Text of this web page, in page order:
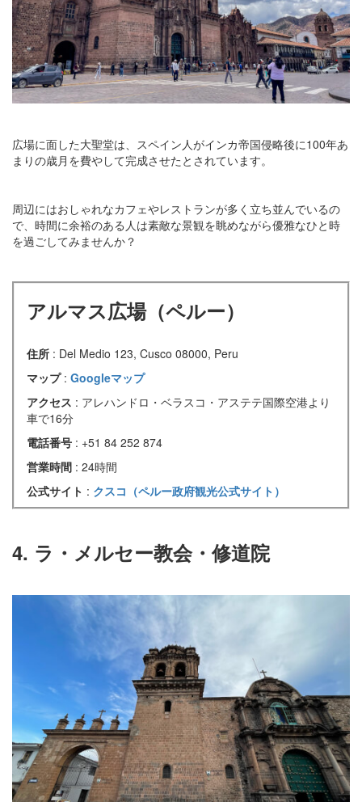
広場に面した大聖堂は、スペイン人がインカ帝国侵略後に100年あ
まりの歳月を費やして完成させたとされています。
周辺にはおしゃれなカフェやレストランが多く立ち並んでいるの
で、時間に余裕のある人は素敵な景観を眺めながら優雅なひと時
を過ごしてみませんか？
アルマス広場（ペルー）
住所 : Del Medio 123, Cusco 08000, Peru
マップ : Googleマップ
アクセス : アレハンドロ・ベラスコ・アステテ国際空港より
車で16分
電話番号 : +51 84 252 874
営業時間 : 24時間
公式サイト : クスコ（ペルー政府観光公式サイト）
4. ラ・メルセー教会・修道院